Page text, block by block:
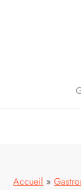
Accueil »